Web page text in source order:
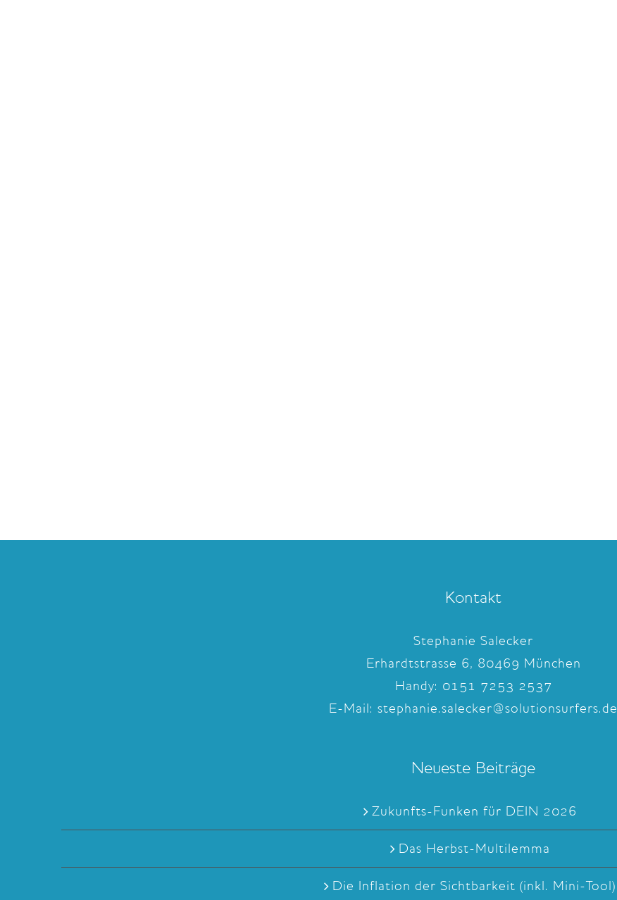
Kontakt
Stephanie Salecker
Erhardtstrasse 6, 80469 München
Handy: 0151 7253 2537
E-Mail: stephanie.salecker@solutionsurfers.de
Neueste Beiträge
Zukunfts-Funken für DEIN 2026
Das Herbst-Multilemma
Die Inflation der Sichtbarkeit (inkl. Mini-Tool)